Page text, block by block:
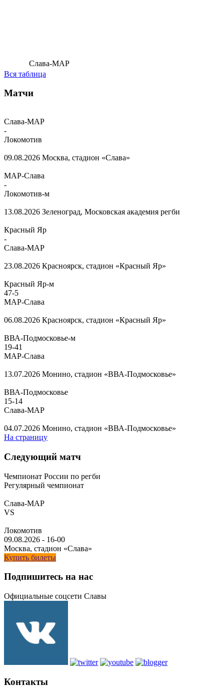
Слава-МАР
Вся таблица
Матчи
Слава-МАР
-
Локомотив
09.08.2026 Москва, стадион «Слава»
МАР-Слава
-
Локомотив-м
13.08.2026 Зеленоград, Московская академия регби
Красный Яр
-
Слава-МАР
23.08.2026 Красноярск, стадион «Красный Яр»
Красный Яр-м
47-5
МАР-Слава
06.08.2026 Красноярск, стадион «Красный Яр»
ВВА-Подмосковье-м
19-41
МАР-Слава
13.07.2026 Монино, стадион «ВВА-Подмосковье»
ВВА-Подмосковье
15-14
Слава-МАР
04.07.2026 Монино, стадион «ВВА-Подмосковье»
На страницу
Следующий матч
Чемпионат России по регби
Регулярный чемпионат
Слава-МАР
VS
Локомотив
09.08.2026 - 16-00
Москва, стадион «Слава»
Купить билеты
Подпишитесь на нас
Официальные соцсети Славы
Контакты